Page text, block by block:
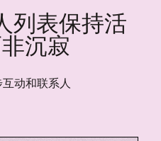
列表保持活
沉寂
动和联系人